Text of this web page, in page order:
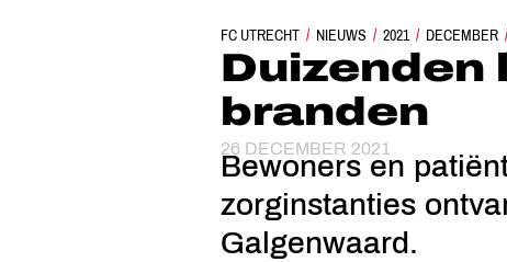
FC UTRECHT NIEUWS 2021 DECEMBER
DUIZENDEN
Duizenden
branden
26 DECEMBER 2021
Bewoners en
zorginstanties
Galgenwaard.